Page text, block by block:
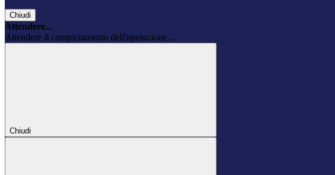
Chiudi
Attendere...
Attendere il completamento dell'operazione...
Chiudi